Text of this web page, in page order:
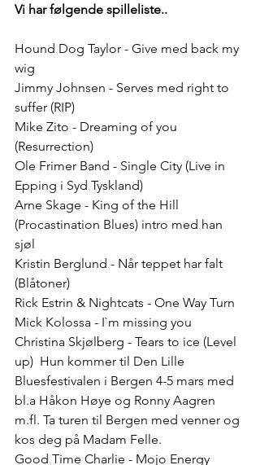
Vi har følgende spilleliste..
Hound Dog Taylor - Give med back my
wig
Jimmy Johnsen - Serves med right to
suffer (RIP)
Mike Zito - Dreaming of you
(Resurrection)
Ole Frimer Band - Single City (Live in
Epping i Syd Tyskland)
Arne Skage - King of the Hill
(Procastination Blues) intro med han
sjøl
Kristin Berglund - Når teppet har falt
(Blåtoner)
Rick Estrin & Nightcats - One Way Turn
Mick Kolossa - I`m missing you
Christina Skjølberg - Tears to ice (Level
up)  Hun kommer til Den Lille
Bluesfestivalen i Bergen 4-5 mars med
bl.a Håkon Høye og Ronny Aagren
m.fl. Ta turen til Bergen med venner og
kos deg på Madam Felle.
Good Time Charlie - Mojo Energy